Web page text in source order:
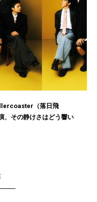
（落日飛
、その静けさはどう響い